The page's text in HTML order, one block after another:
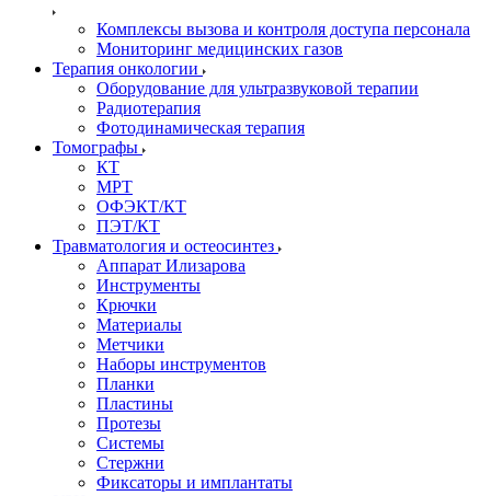
Комплексы вызова и контроля доступа персонала
Мониторинг медицинских газов
Терапия онкологии
Оборудование для ультразвуковой терапии
Радиотерапия
Фотодинамическая терапия
Томографы
КТ
МРТ
ОФЭКТ/КТ
ПЭТ/КТ
Травматология и остеосинтез
Аппарат Илизарова
Инструменты
Крючки
Материалы
Метчики
Наборы инструментов
Планки
Пластины
Протезы
Системы
Стержни
Фиксаторы и имплантаты